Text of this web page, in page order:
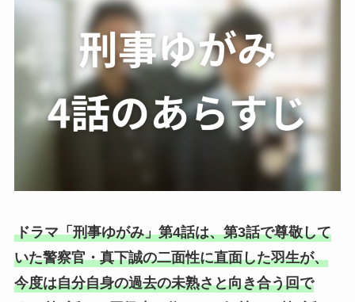
ドラマ「刑事ゆがみ」第4話は、第3話で尊敬して
いた警察官・真下誠の二面性に直面した羽生が、
今度は自分自身の過去の未熟さと向き合う回で